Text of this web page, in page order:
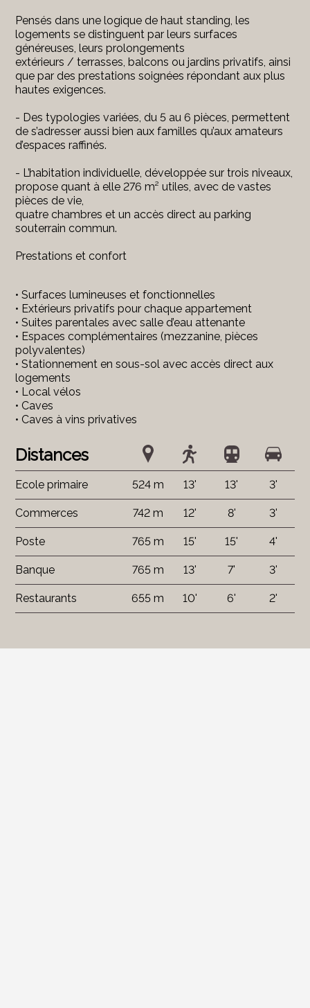
Pensés dans une logique de haut standing, les
logements se distinguent par leurs surfaces
généreuses, leurs prolongements
extérieurs / terrasses, balcons ou jardins privatifs, ainsi
que par des prestations soignées répondant aux plus
hautes exigences.
- Des typologies variées, du 5 au 6 pièces, permettent
de s’adresser aussi bien aux familles qu’aux amateurs
d’espaces raffinés.
- L’habitation individuelle, développée sur trois niveaux,
propose quant à elle 276 m² utiles, avec de vastes
pièces de vie,
quatre chambres et un accès direct au parking
souterrain commun.
Prestations et confort
• Surfaces lumineuses et fonctionnelles
• Extérieurs privatifs pour chaque appartement
• Suites parentales avec salle d’eau attenante
• Espaces complémentaires (mezzanine, pièces
polyvalentes)
• Stationnement en sous-sol avec accès direct aux
logements
• Local vélos
• Caves
• Caves à vins privatives
Distances
Ecole primaire 524 m 13' 13' 3'
Commerces 742 m 12' 8' 3'
Poste 765 m 15' 15' 4'
Banque 765 m 13' 7' 3'
Restaurants 655 m 10' 6' 2'